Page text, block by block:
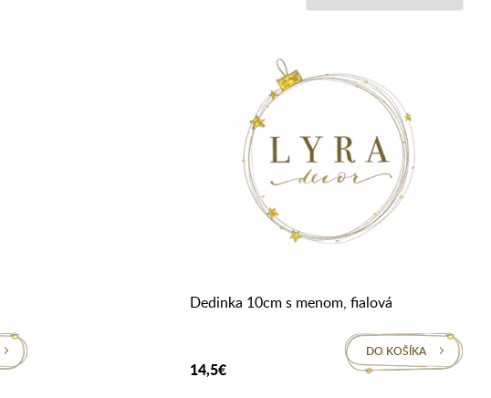
Dedinka 10cm s menom, fialová
14,5€
DO KOŠÍKA